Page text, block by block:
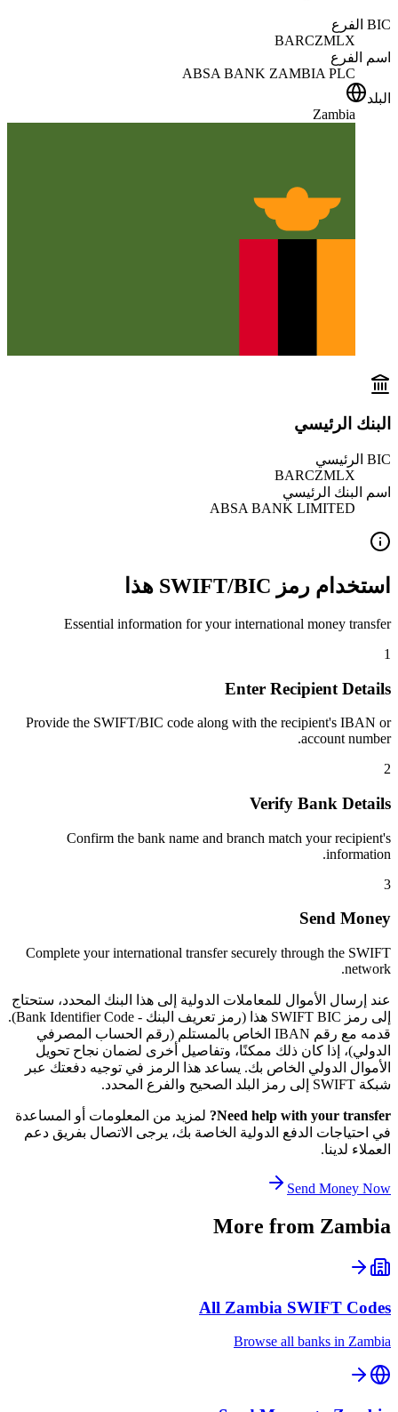
BIC الفرع
BARCZMLX
اسم الفرع
ABSA BANK ZAMBIA PLC
البلد
Zambia
البنك الرئيسي
BIC الرئيسي
BARCZMLX
اسم البنك الرئيسي
ABSA BANK LIMITED
استخدام رمز SWIFT/BIC هذا
Essential information for your international money transfer
1
Enter Recipient Details
Provide the SWIFT/BIC code along with the recipient's IBAN or
account number.
2
Verify Bank Details
Confirm the bank name and branch match your recipient's
information.
3
Send Money
Complete your international transfer securely through the SWIFT
network.
عند إرسال الأموال للمعاملات الدولية إلى هذا البنك المحدد، ستحتاج
إلى رمز SWIFT BIC هذا (رمز تعريف البنك - Bank Identifier Code).
قدمه مع رقم IBAN الخاص بالمستلم (رقم الحساب المصرفي
الدولي)، إذا كان ذلك ممكنًا، وتفاصيل أخرى لضمان نجاح تحويل
الأموال الدولي الخاص بك. يساعد هذا الرمز في توجيه دفعتك عبر
شبكة SWIFT إلى رمز البلد الصحيح والفرع المحدد.
Need help with your transfer?
لمزيد من المعلومات أو المساعدة
في احتياجات الدفع الدولية الخاصة بك، يرجى الاتصال بفريق دعم
العملاء لدينا.
Send Money Now
More from Zambia
All Zambia SWIFT Codes
Browse all banks in Zambia